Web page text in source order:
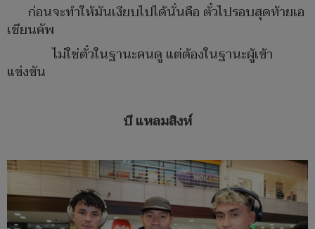
ก่อนจะทำให้มันเงียบไปได้นั่นคือ ตั๋วไปรอบสุดท้ายเอ
เชียนคัพ
ไม่ใช่ตั๋วในฐานะคนดู แต่ต้องในฐานะผู้เข้า
แข่งขัน
บี แหลมสิงห์